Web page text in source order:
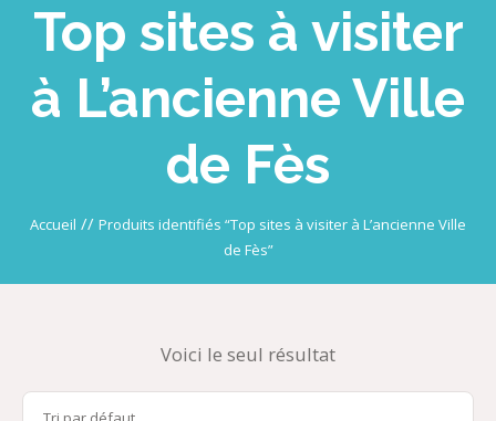
Top sites à visiter
à L’ancienne Ville
de Fès
Accueil // Produits identifiés “Top sites à visiter à L’ancienne Ville
de Fès”
Voici le seul résultat